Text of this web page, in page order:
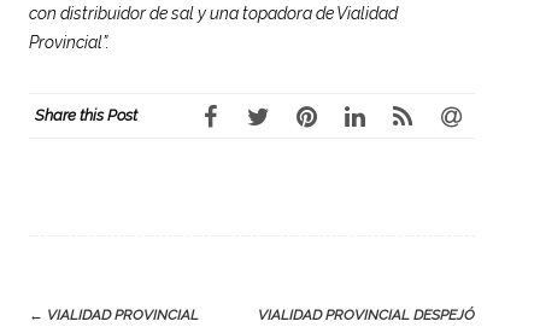
con distribuidor de sal y una topadora deVialidad
Provincial”.
Share this Post
Post
← VIALIDAD PROVINCIAL
VIALIDAD PROVINCIAL DESPEJÓ